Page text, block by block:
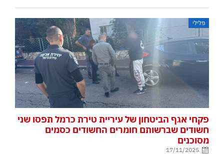
פלילי
פקחי אגף הביטחון של עיריית טירת כרמל תפסו שני
חשודים שברשותם חומרים החשודים כסמים
מסוכנים
17/11/2025